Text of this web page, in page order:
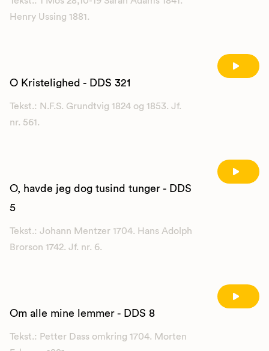
Henry Ussing 1881.
O Kristelighed - DDS 321
Tekst.: N.F.S. Grundtvig 1824 og 1853. Jf.
nr. 561.
O, havde jeg dog tusind tunger - DDS
5
Tekst.: Johann Mentzer 1704. Hans Adolph
Brorson 1742. Jf. nr. 6.
Om alle mine lemmer - DDS 8
Tekst.: Petter Dass omkring 1704. Morten